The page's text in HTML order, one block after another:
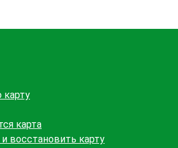
карту
карта
восстановить карту